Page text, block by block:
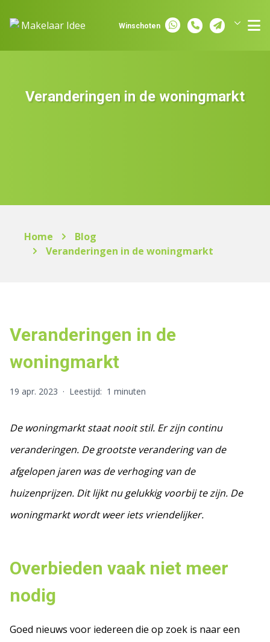
Winschoten
Veranderingen in de woningmarkt
Home
Blog
Veranderingen in de woningmarkt
Veranderingen in de
woningmarkt
19 apr. 2023 · Leestijd: 1 minuten
De woningmarkt staat nooit stil. Er zijn continu
veranderingen. De grootste verandering van de
afgelopen jaren was de verhoging van de
huizenprijzen. Dit lijkt nu gelukkig voorbij te zijn. De
woningmarkt wordt weer iets vriendelijker.
Overbieden vaak niet meer
nodig
Goed nieuws voor iedereen die op zoek is naar een